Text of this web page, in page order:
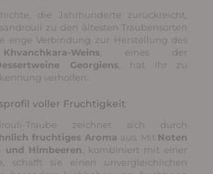
die Jahrhunderte zurückreicht,
zu den ältesten Traubensorten
enge Verbindung zur Herstellung des
Khvanchkara-Weins , eines der
Georgiens , hat ihr zu
verholfen.
voller Fruchtigkeit
Traube zeichnet sich durch
fruchtiges Aroma aus. Mit Noten
und Himbeeren , kombiniert mit einer
schafft sie einen unvergleichlichen